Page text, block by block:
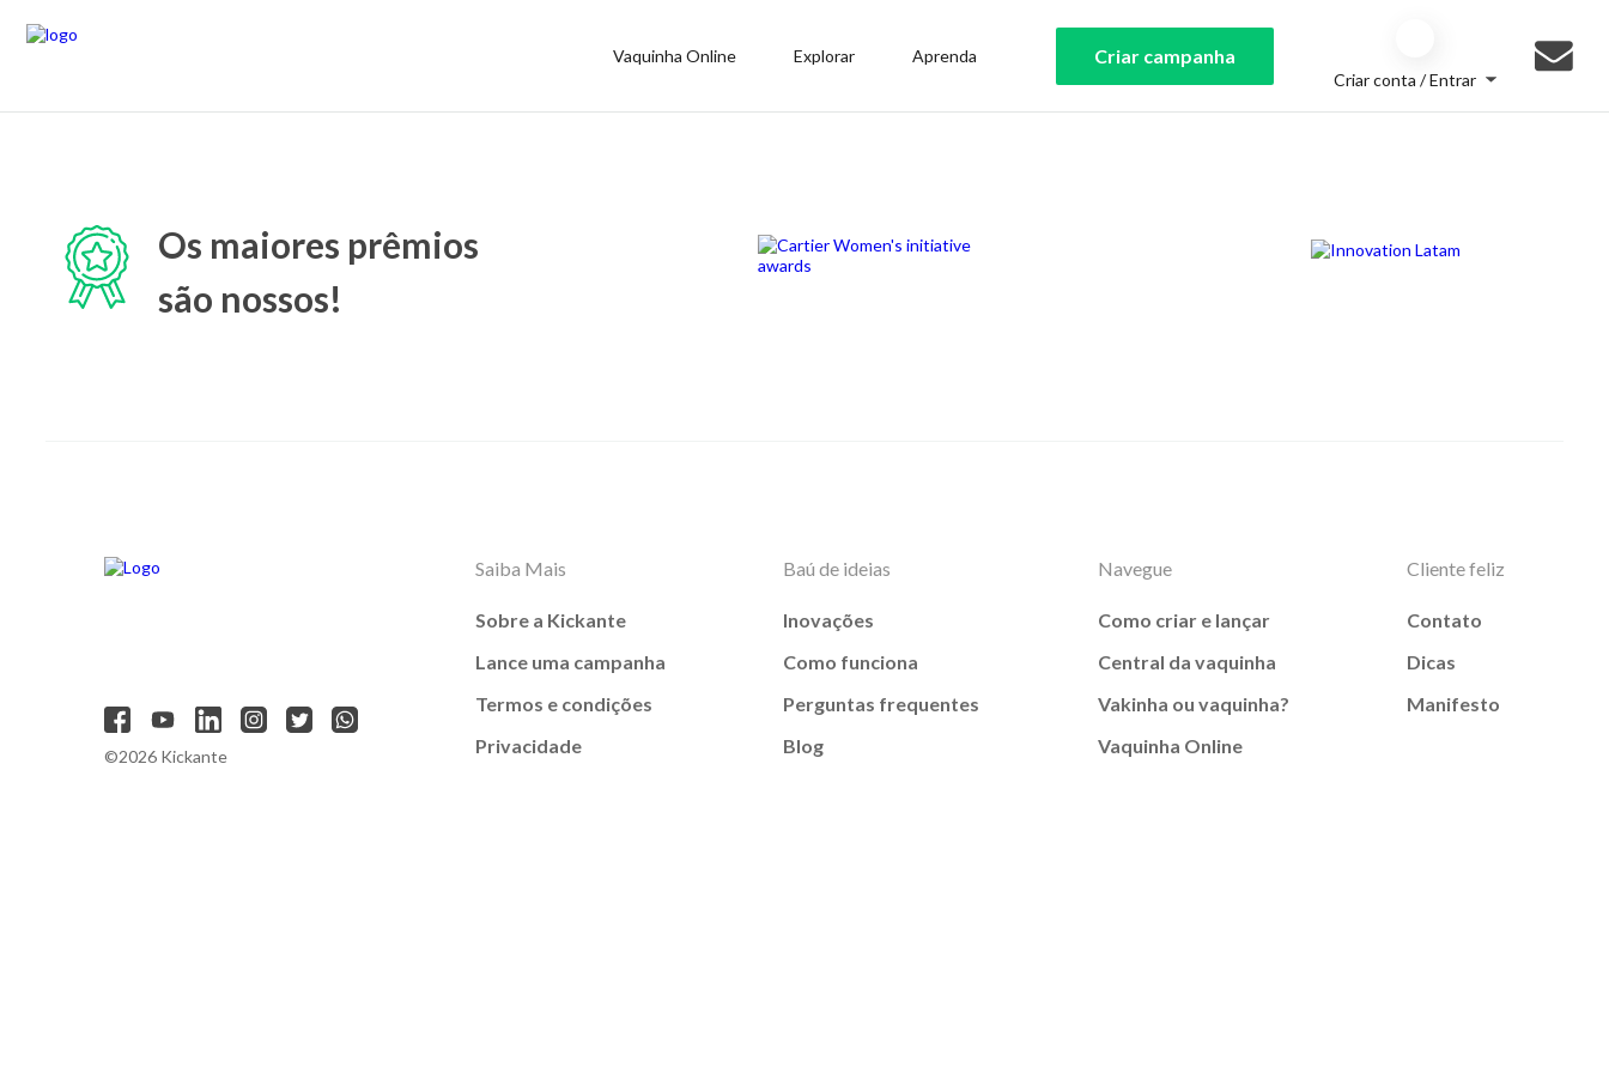
Vaquinha Online Explorar Aprenda Criar campanha
Criar conta / Entrar
Os maiores prêmios
são nossos!
©2026 Kickante
Saiba Mais
Sobre a Kickante
Lance uma campanha
Termos e condições
Privacidade
Baú de ideias
Inovações
Como funciona
Perguntas frequentes
Blog
Navegue
Como criar e lançar
Central da vaquinha
Vakinha ou vaquinha?
Vaquinha Online
Cliente feliz
Contato
Dicas
Manifesto